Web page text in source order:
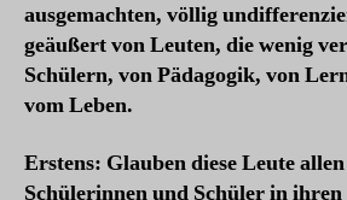
ausgemachten, völlig
geäußert von Leuten, die wenig
Schülern, von Pädagogik, von
vom Leben.
Erstens: Glauben diese Leute
Schülerinnen und Schüler in